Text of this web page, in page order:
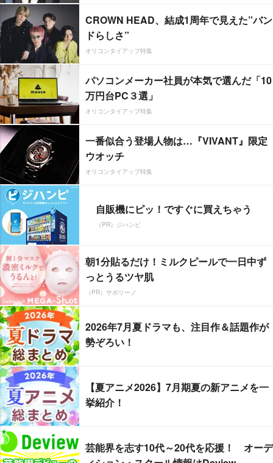
CROWN HEAD、結成1周年で見えた”バン
ドらしさ”
オリコンタイアップ特集
パソコンメーカー社員が本気で選んだ「10
万円台PC３選」
オリコンタイアップ特集
一番似合う登場人物は…『VIVANT』限定
ウオッチ
オリコンタイアップ特集
自販機にピッ！ですぐに買えちゃう
（PR）ジハンピ
朝1分貼るだけ！ミルクピールで一日中ず
っとうるツヤ肌
（PR）サボリーノ
2026年7月夏ドラマも、注目作＆話題作が
勢ぞろい！
【夏アニメ2026】7月期夏の新アニメを一
挙紹介！
芸能界を志す10代～20代を応援！ オーデ